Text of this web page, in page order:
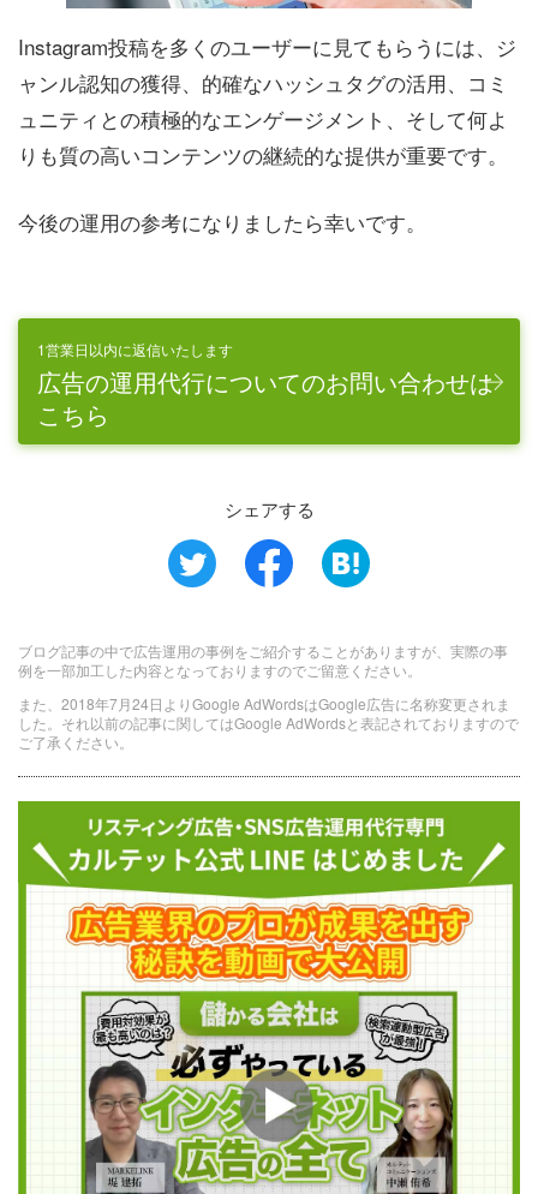
Instagram投稿を多くのユーザーに見てもらうには、ジ
ャンル認知の獲得、的確なハッシュタグの活用、コミ
ュニティとの積極的なエンゲージメント、そして何よ
りも質の高いコンテンツの継続的な提供が重要です。
今後の運用の参考になりましたら幸いです。
1営業日以内に返信いたします
広告の運用代行についてのお問い合わせは
こちら
シェアする
ブログ記事の中で広告運用の事例をご紹介することがありますが、実際の事
例を一部加工した内容となっておりますのでご留意ください。
また、2018年7月24日よりGoogle AdWordsはGoogle広告に名称変更されま
した。それ以前の記事に関してはGoogle AdWordsと表記されておりますので
ご了承ください。